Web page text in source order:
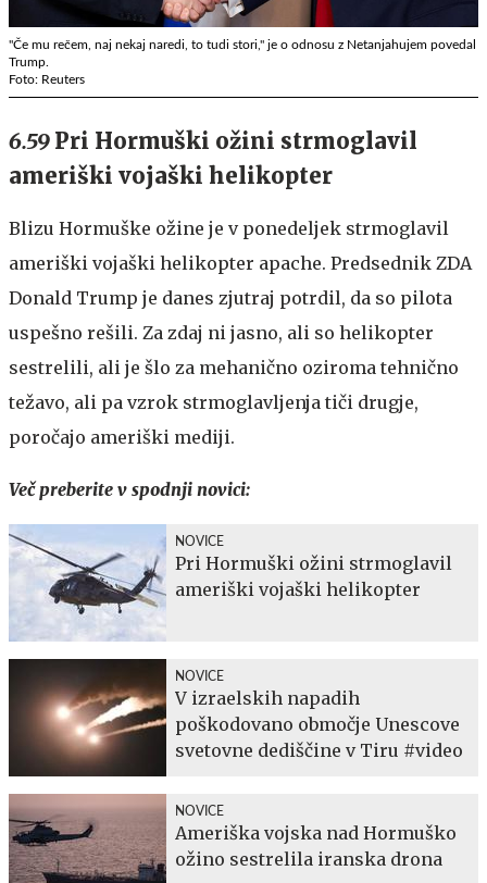
"Če mu rečem, naj nekaj naredi, to tudi stori," je o odnosu z Netanjahujem povedal
Trump.
Foto: Reuters
6.59 Pri Hormuški ožini strmoglavil
ameriški vojaški helikopter
Blizu Hormuške ožine je v ponedeljek strmoglavil
ameriški vojaški helikopter apache. Predsednik ZDA
Donald Trump je danes zjutraj potrdil, da so pilota
uspešno rešili. Za zdaj ni jasno, ali so helikopter
sestrelili, ali je šlo za mehanično oziroma tehnično
težavo, ali pa vzrok strmoglavljenja tiči drugje,
poročajo ameriški mediji.
Več preberite v spodnji novici:
NOVICE
Pri Hormuški ožini strmoglavil
ameriški vojaški helikopter
NOVICE
V izraelskih napadih
poškodovano območje Unescove
svetovne dediščine v Tiru #video
NOVICE
Ameriška vojska nad Hormuško
ožino sestrelila iranska drona